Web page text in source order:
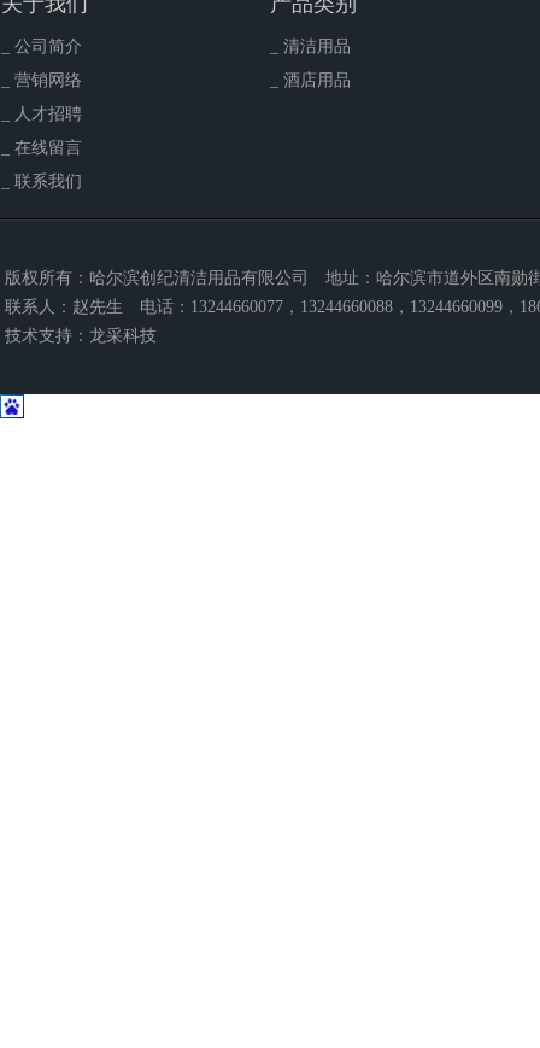
_ 公司简介
_ 营销网络
_ 人才招聘
_ 在线留言
_ 联系我们
_ 清洁用品
_ 酒店用品
版权所有：哈尔滨创纪清洁用品有限公司 地址：哈尔滨市道外区南勋
联系人：赵先生 电话：13244660077，13244660088，13244660099，
技术支持： 龙采科技